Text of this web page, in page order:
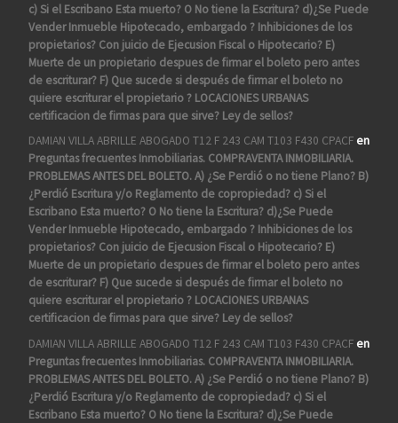
c) Si el Escribano Esta muerto? O No tiene la Escritura? d)¿Se Puede
Vender Inmueble Hipotecado, embargado ? Inhibiciones de los
propietarios? Con juicio de Ejecusion Fiscal o Hipotecario? E)
Muerte de un propietario despues de firmar el boleto pero antes
de escriturar? F) Que sucede si después de firmar el boleto no
quiere escriturar el propietario ? LOCACIONES URBANAS
certificacion de firmas para que sirve? Ley de sellos?
DAMIAN VILLA ABRILLE ABOGADO T12 F 243 CAM T103 F430 CPACFen
Preguntas frecuentes Inmobiliarias. COMPRAVENTA INMOBILIARIA.
PROBLEMAS ANTES DEL BOLETO. A) ¿Se Perdió o no tiene Plano? B)
¿Perdió Escritura y/o Reglamento de copropiedad? c) Si el
Escribano Esta muerto? O No tiene la Escritura? d)¿Se Puede
Vender Inmueble Hipotecado, embargado ? Inhibiciones de los
propietarios? Con juicio de Ejecusion Fiscal o Hipotecario? E)
Muerte de un propietario despues de firmar el boleto pero antes
de escriturar? F) Que sucede si después de firmar el boleto no
quiere escriturar el propietario ? LOCACIONES URBANAS
certificacion de firmas para que sirve? Ley de sellos?
DAMIAN VILLA ABRILLE ABOGADO T12 F 243 CAM T103 F430 CPACFen
Preguntas frecuentes Inmobiliarias. COMPRAVENTA INMOBILIARIA.
PROBLEMAS ANTES DEL BOLETO. A) ¿Se Perdió o no tiene Plano? B)
¿Perdió Escritura y/o Reglamento de copropiedad? c) Si el
Escribano Esta muerto? O No tiene la Escritura? d)¿Se Puede